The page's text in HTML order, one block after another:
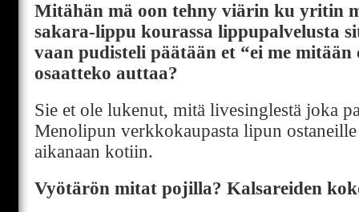
Mitähän mä oon tehny viärin ku yritin
sakara-lippu kourassa lippupalvelusta
vaan pudisteli päätään et “ei me
osaatteko auttaa?
Sie et ole lukenut, mitä livesinglestä joka
Menolipun verkkokaupasta lipun
aikanaan kotiin.
Vyötärön mitat pojilla? Kalsareiden